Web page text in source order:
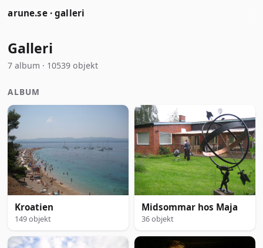
arune.se · galleri
Galleri
7 album · 10539 objekt
ALBUM
Kroatien
149 objekt
Midsommar hos Maja
36 objekt